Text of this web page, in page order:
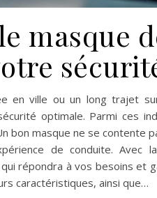
masque
en ville ou un long trajet
optimale. Parmi ces
bon masque ne se contente
de conduite. Avec
répondra à vos besoins et
caractéristiques, ainsi que…